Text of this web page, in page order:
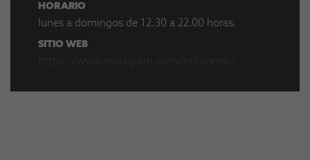
HORARIO
lunes a domingos de 12.30 a 22.00 horas.
SITIO WEB